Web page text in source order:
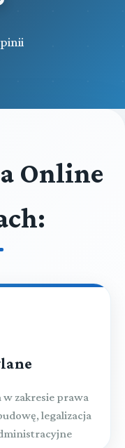
Online
zakresie prawa
legalizacja